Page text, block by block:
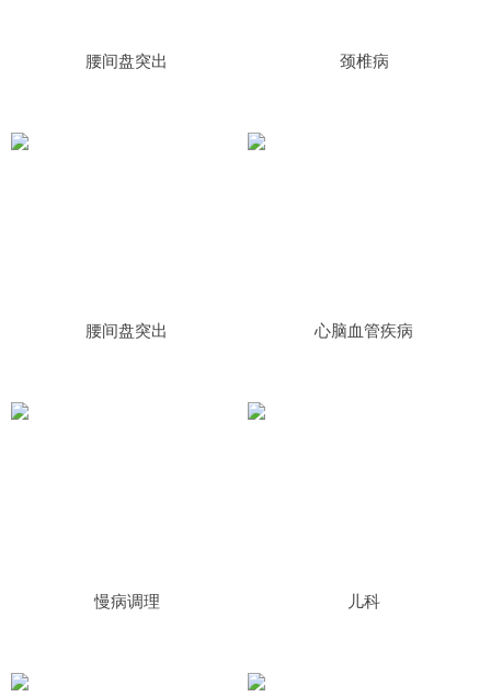
腰间盘突出 颈椎病
腰间盘突出 心脑血管疾病
慢病调理 儿科